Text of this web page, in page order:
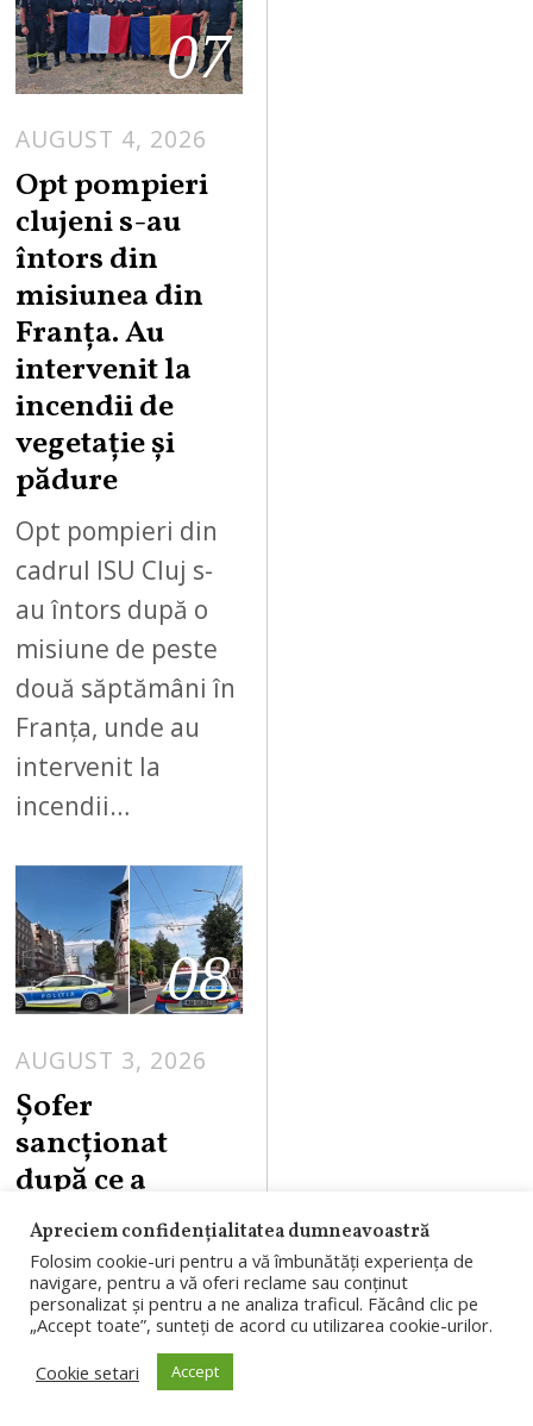
07
AUGUST 4, 2026
Opt pompieri
clujeni s-au
întors din
misiunea din
Franța. Au
intervenit la
incendii de
vegetație și
pădure
Opt pompieri din
cadrul ISU Cluj s-
au întors după o
misiune de peste
două săptămâni în
Franța, unde au
intervenit la
incendii…
08
AUGUST 3, 2026
Șofer
sancționat
după ce a
claxonat o
mașină de
poliție. IPJ Gorj
verifică
intervenția
Apreciem confidențialitatea dumneavoastră
Folosim cookie-uri pentru a vă îmbunătăți experiența de
navigare, pentru a vă oferi reclame sau conținut
personalizat și pentru a ne analiza traficul. Făcând clic pe
„Accept toate”, sunteți de acord cu utilizarea cookie-urilor.
Cookie setari
Accept